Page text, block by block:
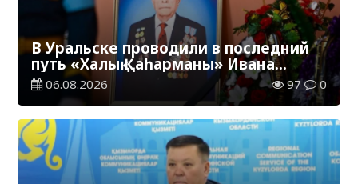
В Уральске проводили в последний
путь «Халық Қаһарманы» Ивана
Степановича Гапича
06.08.2026 97 0